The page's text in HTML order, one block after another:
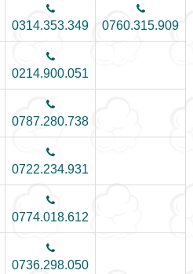
0314.353.349 0760.315.909
0214.900.051
0787.280.738
0722.234.931
0774.018.612
0736.298.050